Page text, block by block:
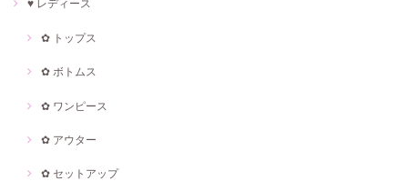
♥ レディース
✿ トップス
✿ ボトムス
✿ ワンピース
✿ アウター
✿ セットアップ